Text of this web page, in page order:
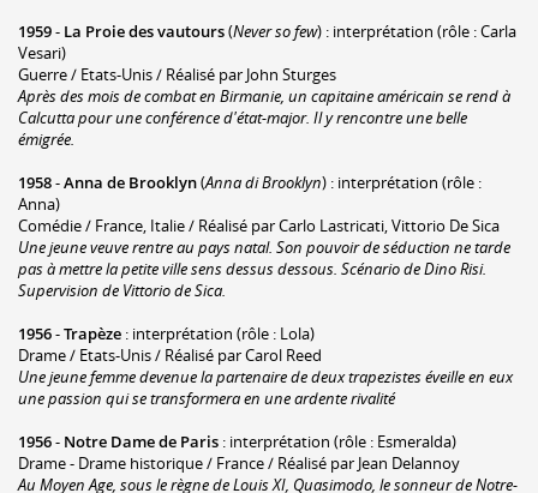
1959- La Proie des vautours(Never so few) : interprétation (rôle : Carla
Vesari)
Guerre / Etats-Unis / Réalisé par John Sturges
Après des mois de combat en Birmanie, un capitaine américain se rend à
Calcutta pour une conférence d'état-major. Il y rencontre une belle
émigrée.
1958-Anna de Brooklyn(Anna di Brooklyn) : interprétation (rôle :
Anna)
Comédie / France, Italie / Réalisé par Carlo Lastricati, Vittorio De Sica
Une jeune veuve rentre au pays natal. Son pouvoir de séduction ne tarde
pas à mettre la petite ville sens dessus dessous. Scénario de Dino Risi.
Supervision de Vittorio de Sica.
1956-Trapèze : interprétation (rôle : Lola)
Drame / Etats-Unis / Réalisé par Carol Reed
Une jeune femme devenue la partenaire de deux trapezistes éveille en eux
une passion qui se transformera en une ardente rivalité
1956- Notre Dame de Paris : interprétation (rôle : Esmeralda)
Drame - Drame historique / France / Réalisé par Jean Delannoy
Au Moyen Age, sous le règne de Louis XI, Quasimodo, le sonneur de Notre-